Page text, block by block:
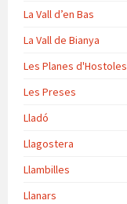
La Vall d’en Bas
La Vall de Bianya
Les Planes d'Hostoles
Les Preses
Lladó
Llagostera
Llambilles
Llanars